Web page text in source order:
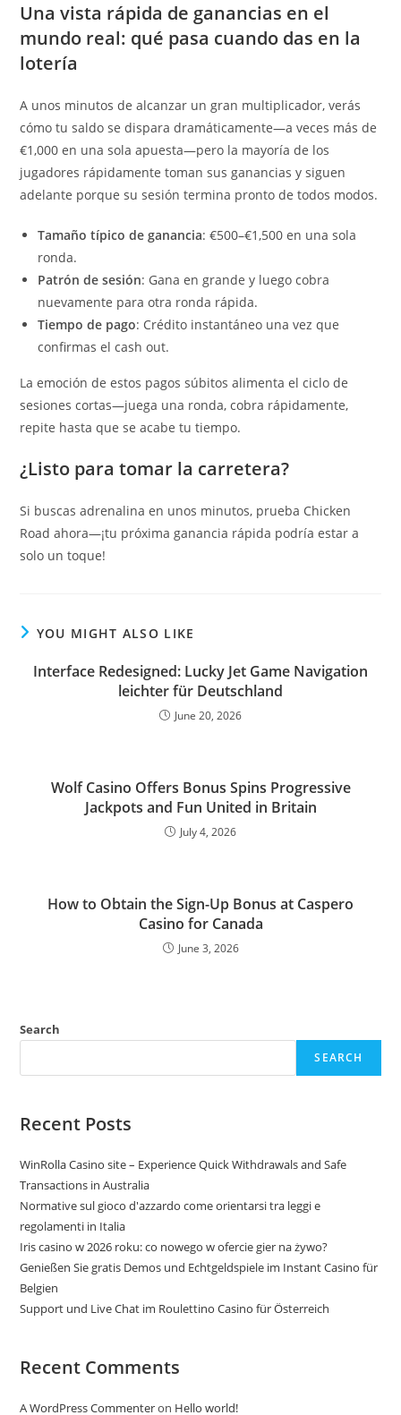
Una vista rápida de ganancias en el
mundo real: qué pasa cuando das en la
lotería
A unos minutos de alcanzar un gran multiplicador, verás
cómo tu saldo se dispara dramáticamente—a veces más de
€1,000 en una sola apuesta—pero la mayoría de los
jugadores rápidamente toman sus ganancias y siguen
adelante porque su sesión termina pronto de todos modos.
Tamaño típico de ganancia: €500–€1,500 en una sola
ronda.
Patrón de sesión: Gana en grande y luego cobra
nuevamente para otra ronda rápida.
Tiempo de pago: Crédito instantáneo una vez que
confirmas el cash out.
La emoción de estos pagos súbitos alimenta el ciclo de
sesiones cortas—juega una ronda, cobra rápidamente,
repite hasta que se acabe tu tiempo.
¿Listo para tomar la carretera?
Si buscas adrenalina en unos minutos, prueba Chicken
Road ahora—¡tu próxima ganancia rápida podría estar a
solo un toque!
YOU MIGHT ALSO LIKE
Interface Redesigned: Lucky Jet Game Navigation
leichter für Deutschland
June 20, 2026
Wolf Casino Offers Bonus Spins Progressive
Jackpots and Fun United in Britain
July 4, 2026
How to Obtain the Sign-Up Bonus at Caspero
Casino for Canada
June 3, 2026
Search
SEARCH
Recent Posts
WinRolla Casino site – Experience Quick Withdrawals and Safe
Transactions in Australia
Normative sul gioco d'azzardo come orientarsi tra leggi e
regolamenti in Italia
Iris casino w 2026 roku: co nowego w ofercie gier na żywo?
Genießen Sie gratis Demos und Echtgeldspiele im Instant Casino für
Belgien
Support und Live Chat im Roulettino Casino für Österreich
Recent Comments
A WordPress Commenteron Hello world!